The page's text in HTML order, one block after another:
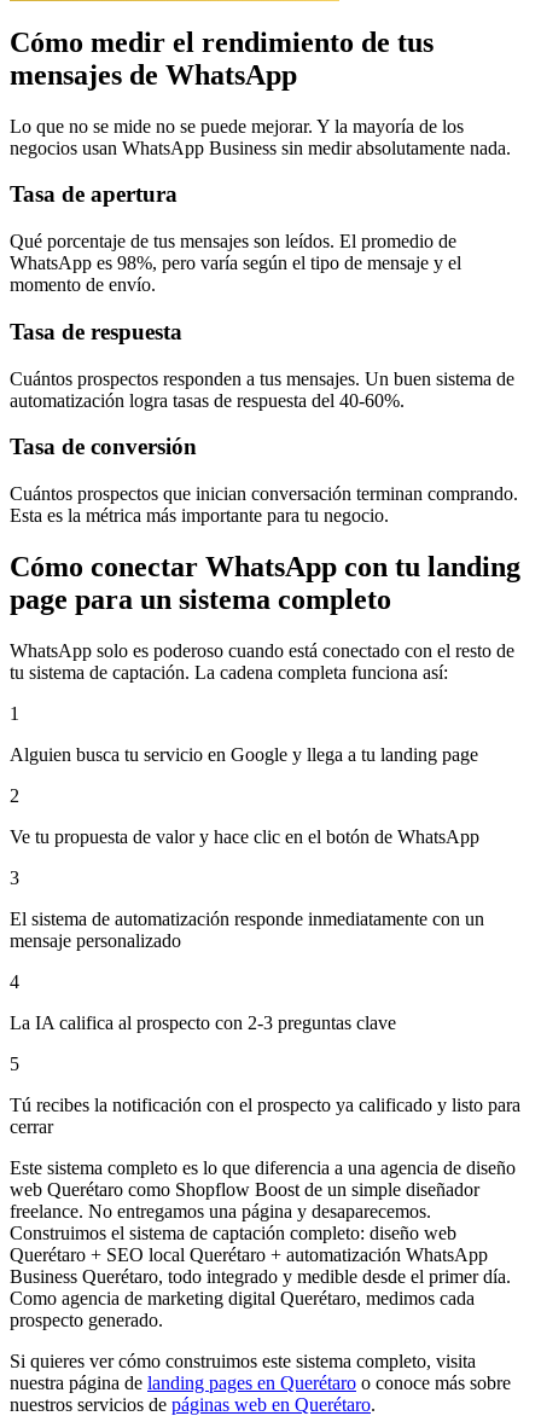
Cómo medir el rendimiento de tus
mensajes de WhatsApp
Lo que no se mide no se puede mejorar. Y la mayoría de los
negocios usan WhatsApp Business sin medir absolutamente nada.
Tasa de apertura
Qué porcentaje de tus mensajes son leídos. El promedio de
WhatsApp es 98%, pero varía según el tipo de mensaje y el
momento de envío.
Tasa de respuesta
Cuántos prospectos responden a tus mensajes. Un buen sistema de
automatización logra tasas de respuesta del 40-60%.
Tasa de conversión
Cuántos prospectos que inician conversación terminan comprando.
Esta es la métrica más importante para tu negocio.
Cómo conectar WhatsApp con tu landing
page para un sistema completo
WhatsApp solo es poderoso cuando está conectado con el resto de
tu sistema de captación. La cadena completa funciona así:
1
Alguien busca tu servicio en Google y llega a tu landing page
2
Ve tu propuesta de valor y hace clic en el botón de WhatsApp
3
El sistema de automatización responde inmediatamente con un
mensaje personalizado
4
La IA califica al prospecto con 2-3 preguntas clave
5
Tú recibes la notificación con el prospecto ya calificado y listo para
cerrar
Este sistema completo es lo que diferencia a una agencia de diseño
web Querétaro como Shopflow Boost de un simple diseñador
freelance. No entregamos una página y desaparecemos.
Construimos el sistema de captación completo: diseño web
Querétaro + SEO local Querétaro + automatización WhatsApp
Business Querétaro, todo integrado y medible desde el primer día.
Como agencia de marketing digital Querétaro, medimos cada
prospecto generado.
Si quieres ver cómo construimos este sistema completo, visita
nuestra página de landing pages en Querétaro o conoce más sobre
nuestros servicios de páginas web en Querétaro.